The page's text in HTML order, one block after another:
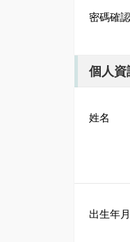
密碼確認
個人資
姓名
出生年